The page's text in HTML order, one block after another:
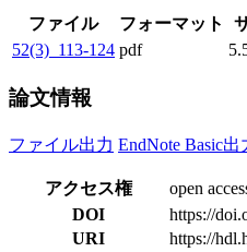
ファイル フォーマット
52(3)_113-124 pdf
論文情報
ファイル出力 EndNote Basic出
アクセス権
open
DOI
https://
URI
https://